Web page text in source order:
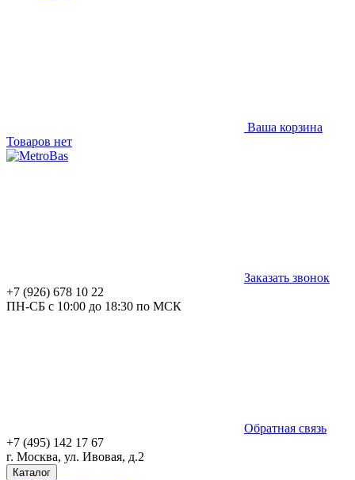
Ваша корзина
Товаров нет
Заказать звонок
+7 (926) 678 10 22
ПН-СБ с 10:00 до 18:30 по МСК
Обратная связь
+7 (495) 142 17 67
г. Москва, ул. Ивовая, д.2
Каталог